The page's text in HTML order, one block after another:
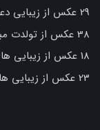
29 عکس از زیبایی دعای توسل در قاب تصویر
38 عکس از تولدت مبارک ریحانه جان به یادماندنی
18 عکس از زیبایی های جدید کیم تهیونگ برای طرفدارانش
23 عکس از زیبایی های هر ماه در طبیعت